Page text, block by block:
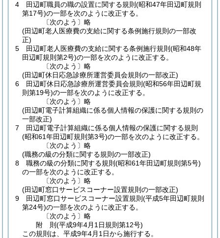
4
田辺町職員の職の設置に関する規則 (昭和47年田辺町規則
第17号)の一部を次のように改正する。
〔次のよう〕略
(田辺町老人医療費の支給に関する条例施行規則の一部改
正)
5
田辺町老人医療費の支給に関する条例施行規則 (昭和48年
田辺町規則第2号)の一部を次のように改正する。
〔次のよう〕略
(田辺町休日応急診療所運営委員会規則の一部改正)
6
田辺町休日応急診療所運営委員会規則 (昭和56年田辺町規
則第19号)の一部を次のように改正する。
〔次のよう〕略
(田辺町電子計算組織に係る個人情報の保護に関する規則の
一部改正)
7
田辺町電子計算組織に係る個人情報の保護に関する規則
(昭和61年田辺町規則第3号)の一部を次のように改正する。
〔次のよう〕略
(職務の級の分類に関する規則の一部改正)
8
職務の級の分類に関する規則 (昭和61年田辺町規則第5号)
の一部を次のように改正する。
〔次のよう〕略
(田辺町窓口サービスコーナー設置規則の一部改正)
9
田辺町窓口サービスコーナー設置規則 (平成5年田辺町規則
第24号)の一部を次のように改正する。
〔次のよう〕略
附 則(平成9年4月1日規則第12号)
この規則は、平成9年4月1日から施行する。